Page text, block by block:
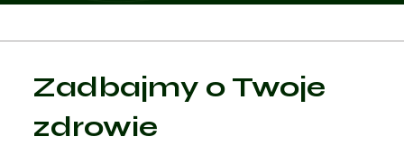
ew
Progame
Zadbajmy o Twoje
zdrowie